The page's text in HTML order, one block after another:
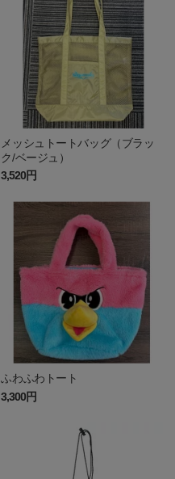
メッシュトートバッグ（ブラッ
ク/ベージュ）
3,520円
ふわふわトート
3,300円